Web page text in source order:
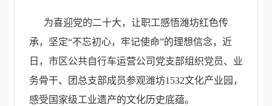
为喜迎党的二十大，让职工感悟潍坊红色传
承，坚定“不忘初心，牢记使命”的理想信念，近
日，市区公共自行车运营公司党支部组织党员、业
务骨干、团总支部成员参观潍坊1532文化产业园，
感受国家级工业遗产的文化历史底蕴。